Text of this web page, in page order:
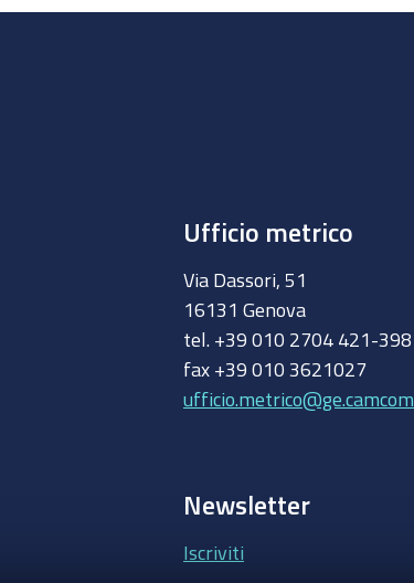
Ufficio metrico
Via Dassori, 51
16131 Genova
tel. +39 010 2704 421-398
fax +39 010 3621027
Newsletter
Iscriviti